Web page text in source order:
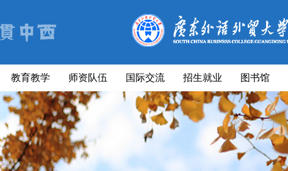
教育教学 师资队伍 国际交流 招生就业 图书馆